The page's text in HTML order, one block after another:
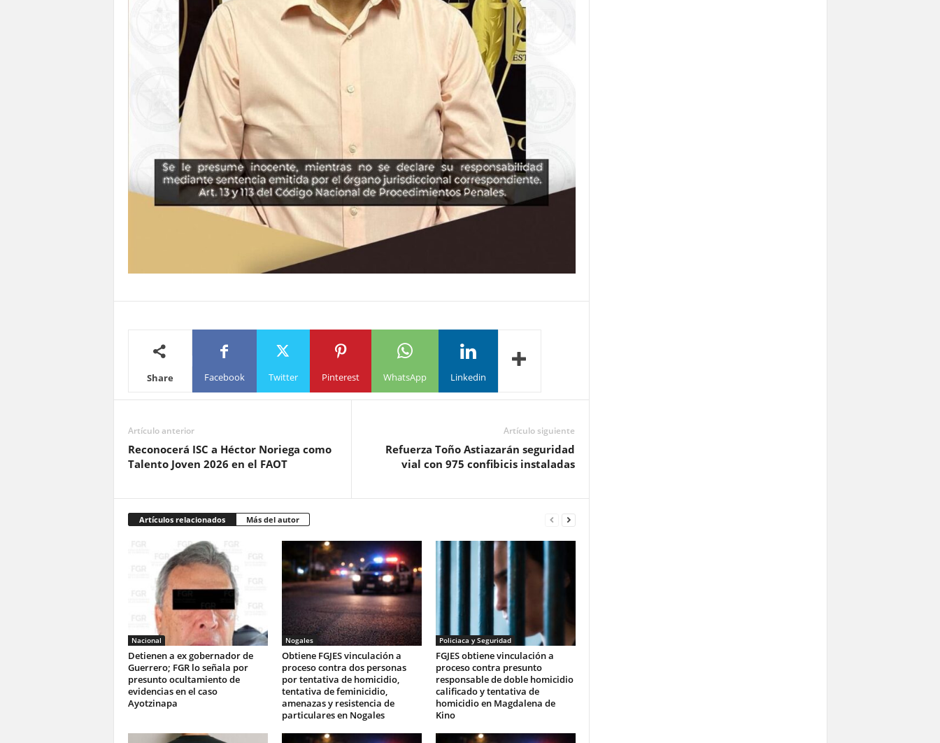
Share Facebook Twitter Pinterest WhatsApp Linkedin
Artículo anterior
Reconocerá ISC a Héctor Noriega como
Talento Joven 2026 en el FAOT
Artículo siguiente
Refuerza Toño Astiazarán seguridad
vial con 975 confibicis instaladas
Artículos relacionados Más del autor
Nacional
Detienen a ex gobernador de
Guerrero; FGR lo señala por
presunto ocultamiento de
evidencias en el caso
Ayotzinapa
Nogales
Obtiene FGJES vinculación a
proceso contra dos personas
por tentativa de homicidio,
tentativa de feminicidio,
amenazas y resistencia de
particulares en Nogales
Policiaca y Seguridad
FGJES obtiene vinculación a
proceso contra presunto
responsable de doble homicidio
calificado y tentativa de
homicidio en Magdalena de
Kino